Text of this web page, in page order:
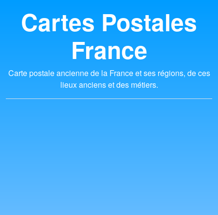
Cartes Postales
France
Carte postale ancienne de la France et ses régions, de ces
lieux anciens et des métiers.